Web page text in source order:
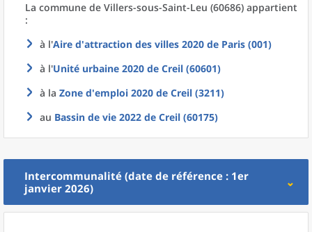
La commune de Villers-sous-Saint-Leu (60686) appartient
:
à l'Aire d'attraction des villes 2020 de Paris (001)
à l'Unité urbaine 2020 de Creil (60601)
à la Zone d'emploi 2020 de Creil (3211)
au Bassin de vie 2022 de Creil (60175)
Intercommunalité (date de référence : 1er
janvier 2026)